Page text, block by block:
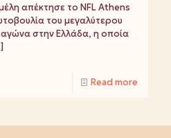
απέκτησε το NFL Athens
του μεγαλύτερου
στην Ελλάδα, η οποία
Read more